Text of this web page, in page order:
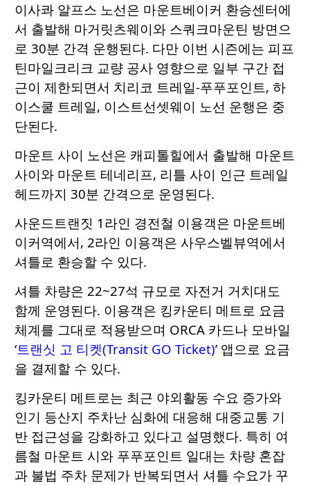
이사콰 알프스 노선은 마운트베이커 환승센터에
서 출발해 마거릿츠웨이와 스쿼크마운틴 방면으
로 30분 간격 운행된다. 다만 이번 시즌에는 피프
틴마일크리크 교량 공사 영향으로 일부 구간 접
근이 제한되면서 치리코 트레일-푸푸포인트, 하
이스쿨 트레일, 이스트선셋웨이 노선 운행은 중
단된다.
마운트 사이 노선은 캐피톨힐에서 출발해 마운트
사이와 마운트 테네리프, 리틀 사이 인근 트레일
헤드까지 30분 간격으로 운영된다.
사운드트랜짓 1라인 경전철 이용객은 마운트베
이커역에서, 2라인 이용객은 사우스벨뷰역에서
셔틀로 환승할 수 있다.
셔틀 차량은 22~27석 규모로 자전거 거치대도
함께 운영된다. 이용객은 킹카운티 메트로 요금
체계를 그대로 적용받으며 ORCA 카드나 모바일
‘트랜싯 고 티켓(Transit GO Ticket)’ 앱으로 요금
을 결제할 수 있다.
킹카운티 메트로는 최근 야외활동 수요 증가와
인기 등산지 주차난 심화에 대응해 대중교통 기
반 접근성을 강화하고 있다고 설명했다. 특히 여
름철 마운트 시와 푸푸포인트 일대는 차량 혼잡
과 불법 주차 문제가 반복되면서 셔틀 수요가 꾸